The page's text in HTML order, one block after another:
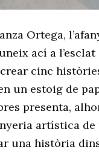
Ortega,
ací a
cinc
un estoig de
presenta,
artística de
una història